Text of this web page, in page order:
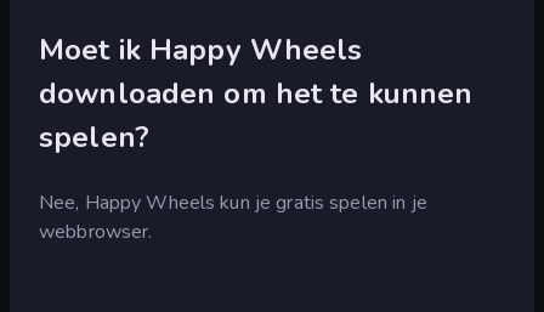
Moet ik Happy Wheels
downloaden om het te kunnen
spelen?
Nee, Happy Wheels kun je gratis spelen in je
webbrowser.